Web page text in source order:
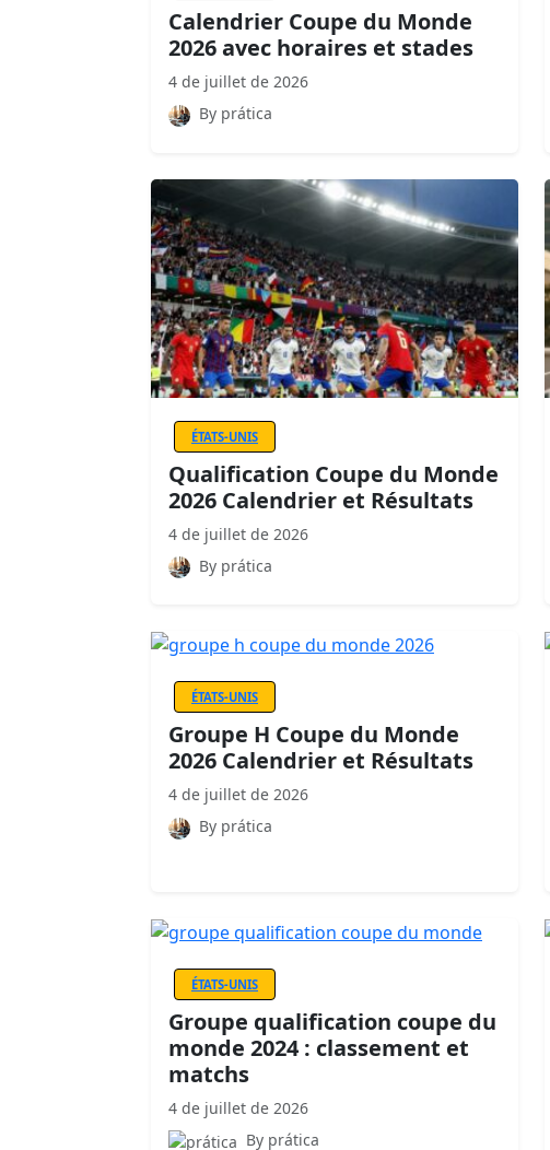
Calendrier Coupe du Monde
2026 avec horaires et stades
4 de juillet de 2026
By prática
ÉTATS-UNIS
Qualification Coupe du Monde
2026 Calendrier et Résultats
4 de juillet de 2026
By prática
ÉTATS-UNIS
Groupe H Coupe du Monde
2026 Calendrier et Résultats
4 de juillet de 2026
By prática
ÉTATS-UNIS
Groupe qualification coupe du
monde 2024 : classement et
matchs
4 de juillet de 2026
By prática